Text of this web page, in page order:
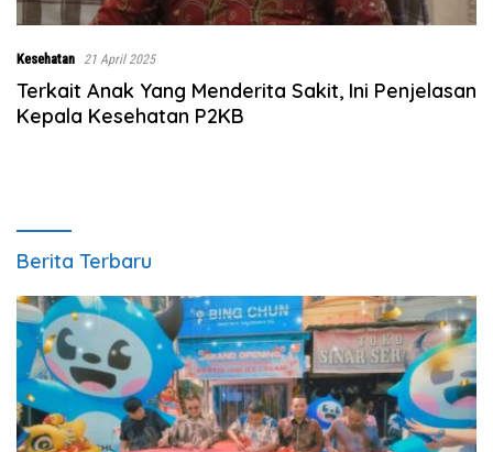
Kesehatan 21 April 2025
Terkait Anak Yang Menderita Sakit, Ini Penjelasan
Kepala Kesehatan P2KB
Berita Terbaru